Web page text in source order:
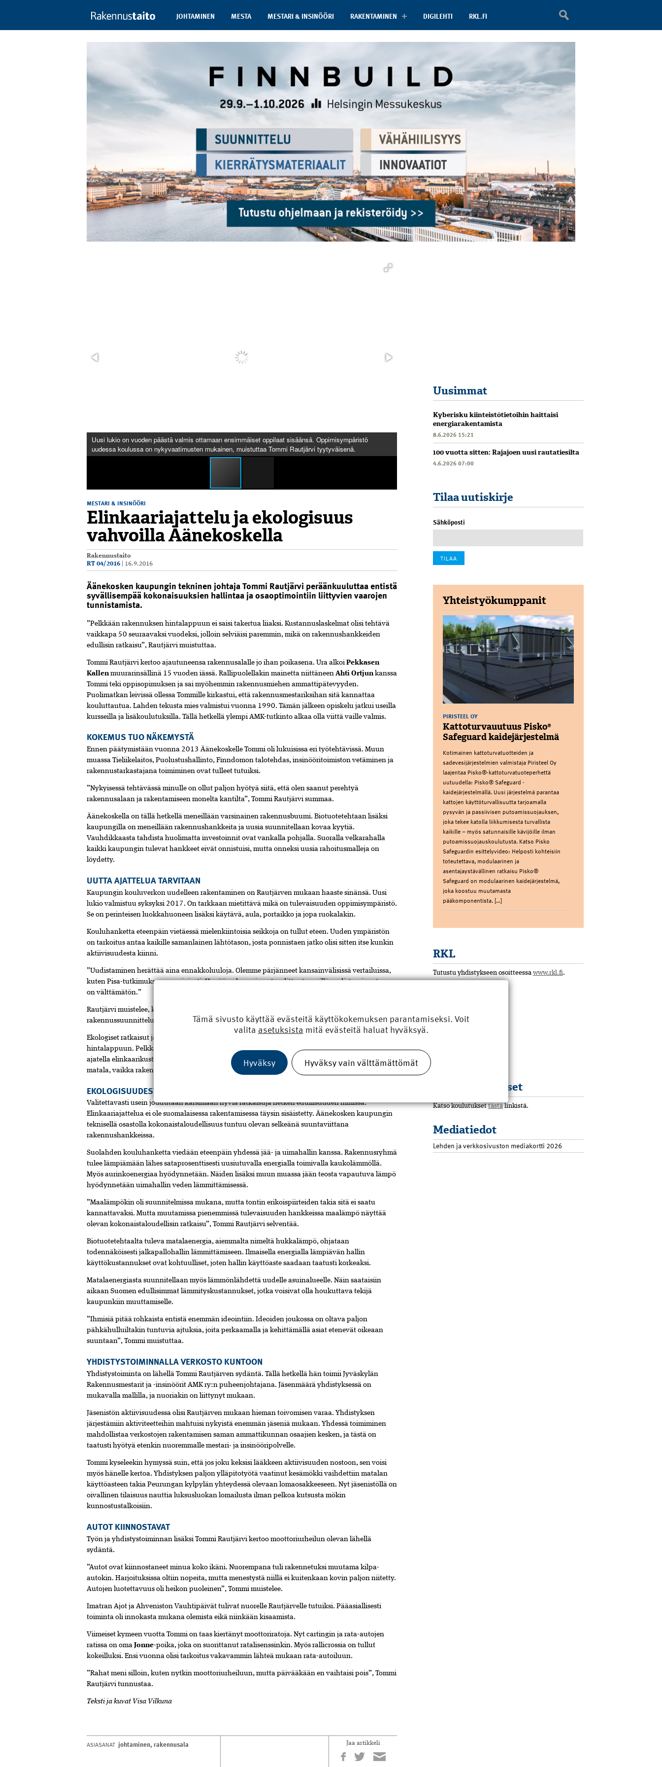
JOHTAMINEN MESTA MESTARI & INSINÖÖRI RAKENTAMINEN DIGILEHTI RKL.FI
Uusi lukio on vuoden päästä valmis ottamaan ensimmäiset oppilaat sisäänsä. Oppimisympäristö
uudessa koulussa on nykyvaatimusten mukainen, muistuttaa Tommi Rautjärvi tyytyväisenä.
MESTARI & INSINÖÖRI
Elinkaariajattelu ja ekologisuus
vahvoilla Äänekoskella
Rakennustaito
RT 04/2016
16.9.2016
Äänekosken kaupungin tekninen johtaja Tommi Rautjärvi peräänkuuluttaa entistä
syvällisempää kokonaisuuksien hallintaa ja osaoptimointiin liittyvien vaarojen
tunnistamista.
”Pelkkään rakennuksen hintalappuun ei saisi takertua liiaksi. Kustannuslaskelmat olisi tehtävä
vaikkapa 50 seuraavaksi vuodeksi, jolloin selviäisi paremmin, mikä on rakennushankkeiden
edullisin ratkaisu”, Rautjärvi muistuttaa.
Tommi Rautjärvi kertoo ajautuneensa rakennusalalle jo ihan poikasena. Ura alkoiPekkasen
Kallenmuurarinsällinä 15 vuoden iässä. Rallipuolellakin mainetta niittäneenAhti Ortjunkanssa
Tommi teki oppisopimuksen ja sai myöhemmin rakennusmiehen ammattipätevyyden.
Puolimatkan leivissä ollessa Tommille kirkastui, että rakennusmestariksihan sitä kannattaa
kouluttautua. Lahden tekusta mies valmistui vuonna 1990. Tämän jälkeen opiskelu jatkui useilla
kursseilla ja lisäkoulutuksilla. Tällä hetkellä ylempi AMK-tutkinto alkaa olla viittä vaille valmis.
KOKEMUS TUO NÄKEMYSTÄ
Ennen päätymistään vuonna 2013 Äänekoskelle Tommi oli lukuisissa eri työtehtävissä. Muun
muassa Tieliikelaitos, Puolustushallinto, Finndomon talotehdas, insinööritoimiston vetäminen ja
rakennustarkastajana toimiminen ovat tulleet tutuiksi.
”Nykyisessä tehtävässä minulle on ollut paljon hyötyä siitä, että olen saanut perehtyä
rakennusalaan ja rakentamiseen monelta kantilta”, Tommi Rautjärvi summaa.
Äänekoskella on tällä hetkellä meneillään varsinainen rakennusbuumi. Biotuotetehtaan lisäksi
kaupungilla on meneillään rakennushankkeita ja uusia suunnitellaan kovaa kyytiä.
Vauhdikkaasta tahdista huolimatta investoinnit ovat vankalla pohjalla. Suoralla velkarahalla
kaikki kaupungin tulevat hankkeet eivät onnistuisi, mutta onneksi uusia rahoitusmalleja on
löydetty.
UUTTA AJATTELUA TARVITAAN
Kaupungin kouluverkon uudelleen rakentaminen on Rautjärven mukaan haaste sinänsä. Uusi
lukio valmistuu syksyksi 2017. On tarkkaan mietittävä mikä on tulevaisuuden oppimisympäristö.
Se on perinteisen luokkahuoneen lisäksi käytävä, aula, portaikko ja jopa ruokalakin.
Kouluhanketta eteenpäin vietäessä mielenkiintoisia seikkoja on tullut eteen. Uuden ympäristön
on tarkoitus antaa kaikille samanlainen lähtötason, josta ponnistaen jatko olisi sitten itse kunkin
aktiivisuudesta kiinni.
”Uudistaminen herättää aina ennakkoluuloja. Olemme pärjänneet kansainvälisissä vertailuissa,
kuten Pisa-tutkimuksessa, mainiosti. Hyvään oloon ei saa tuudittautua, sillä uudistumisen tarve
on välttämätön.”
Rautjärvi muistelee, kuinka hän itse opiskeluaikaan hymähteli ja vähätteli ATK:n tulolle
rakennussuunnittelussa. Onneksi kävi toisin.
Ekologiset ratkaisut ja hiilijalanjäljen pienentäminen tekevät oman lisänsä rakennushankkeiden
hintalappuun. Pelkkää hankeen hintaa ei kannata säikähtää, sillä kustannus on osattava
ajatella elinkaarikustannuksena. Vaikkapa viidelle vuosikymmenelle laskettava hinta voi olla
matala, vaikka rakentamiskustannus kalliilta tuntuisikin.
EKOLOGISUUDESTA APUA
Valitettavasti usein joudutaan karsimaan hyviä ratkaisuja hetken edullisuuden nimissä.
Elinkaariajattelua ei ole suomalaisessa rakentamisessa täysin sisäistetty. Äänekosken kaupungin
teknisellä osastolla kokonaistaloudellisuus tuntuu olevan selkeänä suuntaviittana
rakennushankkeissa.
Suolahden kouluhanketta viedään eteenpäin yhdessä jää- ja uimahallin kanssa. Rakennusryhmä
tulee lämpiämään lähes sataprosenttisesti uusiutuvalla energialla toimivalla kaukolämmöllä.
Myös aurinkoenergiaa hyödynnetään. Näiden lisäksi muun muassa jään teosta vapautuva lämpö
hyödynnetään uimahallin veden lämmittämisessä.
”Maalämpökin oli suunnitelmissa mukana, mutta tontin erikoispiirteiden takia sitä ei saatu
kannattavaksi. Mutta muutamissa pienemmissä tulevaisuuden hankkeissa maalämpö näyttää
olevan kokonaistaloudellisin ratkaisu”, Tommi Rautjärvi selventää.
Biotuotetehtaalta tuleva matalaenergia, aiemmalta nimeltä hukkalämpö, ohjataan
todennäköisesti jalkapallohallin lämmittämiseen. Ilmaisella energialla lämpiävän hallin
käyttökustannukset ovat kohtuulliset, joten hallin käyttöaste saadaan taatusti korkeaksi.
Matalaenergiasta suunnitellaan myös lämmönlähdettä uudelle asuinalueelle. Näin saataisiin
aikaan Suomen edullisimmat lämmityskustannukset, jotka voisivat olla houkuttava tekijä
kaupunkiin muuttamiselle.
”Ihmisiä pitää rohkaista entistä enemmän ideointiin. Ideoiden joukossa on oltava paljon
pähkähulluiltakin tuntuvia ajtuksia, joita perkaamalla ja kehittämällä asiat etenevät oikeaan
suuntaan”, Tommi muistuttaa.
YHDISTYSTOIMINNALLA VERKOSTO KUNTOON
Yhdistystoiminta on lähellä Tommi Rautjärven sydäntä. Tällä hetkellä hän toimii Jyväskylän
Rakennusmestarit ja -insinöörit AMK ry:n puheenjohtajana. Jäsenmäärä yhdistyksessä on
mukavalla mallilla, ja nuoriakin on liittynyt mukaan.
Jäsenistön aktiivisuudessa olisi Rautjärven mukaan hieman toivomisen varaa. Yhdistyksen
järjestämiin aktiviteetteihin mahtuisi nykyistä enemmän jäseniä mukaan. Yhdessä toimiminen
mahdollistaa verkostojen rakentamisen saman ammattikunnan osaajien kesken, ja tästä on
taatusti hyötyä etenkin nuoremmalle mestari- ja insinööripolvelle.
Tommi kyseleekin hymyssä suin, että jos joku keksisi lääkkeen aktiivisuuden nostoon, sen voisi
myös hänelle kertoa. Yhdistyksen paljon ylläpitotyötä vaatinut kesämökki vaihdettiin matalan
käyttöasteen takia Peurungan kylpylän yhteydessä olevaan lomaosakkeeseen. Nyt jäsenistöllä on
oivallinen tilaisuus nauttia luksusluokan lomailusta ilman pelkoa kutsusta mökin
kunnostustalkoisiin.
AUTOT KIINNOSTAVAT
Työn ja yhdistystoiminnan lisäksi Tommi Rautjärvi kertoo moottoriurheilun olevan lähellä
sydäntä.
”Autot ovat kiinnostaneet minua koko ikäni. Nuorempana tuli rakennetuksi muutama kilpa-
autokin. Harjoituksissa oltiin nopeita, mutta menestystä niillä ei kuitenkaan kovin paljon niitetty.
Autojen luotettavuus oli heikon puoleinen”, Tommi muistelee.
Imatran Ajot ja Ahveniston Vauhtipäivät tulivat nuorelle Rautjärvelle tutuiksi. Pääasiallisesti
toiminta oli innokasta mukana olemista eikä niinkään kisaamista.
Viimeiset kymeen vuotta Tommi on taas kiertänyt moottoriratoja. Nyt cartingin ja rata-autojen
ratissa on omaJonne-poika, joka on suorittanut ratalisenssinkin. Myös rallicrossia on tullut
kokeilluksi. Ensi vuonna olisi tarkoitus vakavammin lähteä mukaan rata-autoiluun.
”Rahat meni silloin, kuten nytkin moottoriurheiluun, mutta päivääkään en vaihtaisi pois”, Tommi
Rautjärvi tunnustaa.
Teksti ja kuvat Visa Vilkuna
ASIASANAT johtaminen, rakennusala Jaa artikkeli
Uusimmat
Kyberisku kiinteistötietoihin haittaisi
energiarakentamista
8.6.2026 15:21
100 vuotta sitten: Rajajoen uusi rautatiesilta
4.6.2026 07:00
Tilaa uutiskirje
Sähköposti
Yhteistyökumppanit
PIRISTEEL OY
Kattoturvauutuus Pisko®
Safeguard kaidejärjestelmä
Kotimainen kattoturvatuotteiden ja
sadevesijärjestelmien valmistaja Piristeel Oy
laajentaa Pisko®-kattoturvatuoteperhettä
uutuudella: Pisko® Safeguard -
kaidejärjestelmällä. Uusi järjestelmä parantaa
kattojen käyttöturvallisuutta tarjoamalla
pysyvän ja passiivisen putoamissuojauksen,
joka tekee katolla liikkumisesta turvallista
kaikille – myös satunnaisille kävijöille ilman
putoamissuojauskoulutusta. Katso Pisko
Safeguardin esittelyvideo: Helposti kohteisiin
toteutettava, modulaarinen ja
asentajaystävällinen ratkaisu Pisko®
Safeguard on modulaarinen kaidejärjestelmä,
joka koostuu muutamasta
pääkomponentista. […]
RKL
Tutustu yhdistykseen osoitteessa www.rkl.fi.
RKL koulutukset
Katso koulutuksettästälinkistä.
Mediatiedot
Lehden ja verkkosivuston mediakortti 2026
Tämä sivusto käyttää evästeitä käyttökokemuksen parantamiseksi. Voit
valita asetuksista mitä evästeitä haluat hyväksyä.
Hyväksy Hyväksy vain välttämättömät